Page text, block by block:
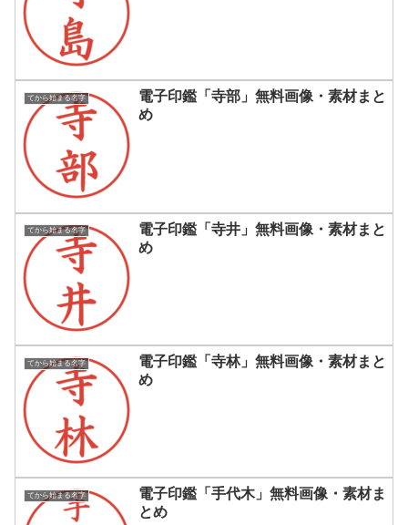
てから始まる名字
電子印鑑「寺部」無料画像・素材まと
め
てから始まる名字
電子印鑑「寺井」無料画像・素材まと
め
てから始まる名字
電子印鑑「寺林」無料画像・素材まと
め
てから始まる名字
電子印鑑「手代木」無料画像・素材ま
とめ